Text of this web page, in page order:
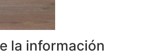
la información